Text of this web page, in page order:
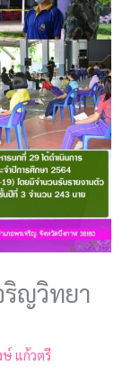
ริญวิทยา
ษ์ แก้วตรี